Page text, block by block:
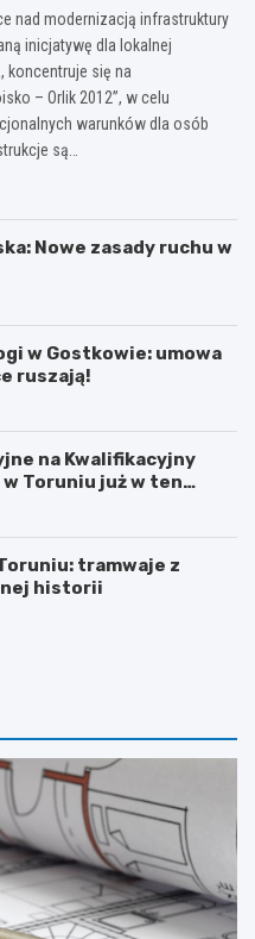
nad modernizacją infrastruktury
inicjatywę dla lokalnej
koncentruje się na
– Orlik 2012”, w celu
warunków dla osób
są…
Nowe zasady ruchu w
w Gostkowie: umowa
ruszają!
na Kwalifikacyjny
Toruniu już w ten
tramwaje z
historii